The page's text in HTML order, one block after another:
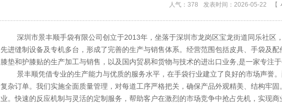
人气：378 发表时间：2026-05-22 【
深圳市景丰顺手袋有限公司创立于2013年，坐落于深圳市龙岗区宝龙街道同乐社区
先进缝制设备及专机多台，形成了完善的生产与销售体系。经营范围包括皮具、手袋及
膝垫和护膝贴的生产加工与销售，以及国内贸易和货物与技术的进出口业务,是一家专注
景丰顺凭借专业的生产能力与优质的服务水平，在手袋行业建立了良好的市场声誉
复杂订单。我们实施全面质量管理，对每道工序严格把关，确保产品外观精美、结构牢
业。快速的反应机制与灵活的定制服务，帮助客户在激烈的市场竞争中抢占先机，实现商